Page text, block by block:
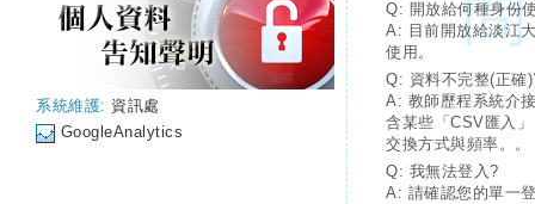
系統維護: 資訊處
GoogleAnalytics
Q: 開放給何種身份
A: 目前開放給淡江
使用。
Q: 資料不完整(正確
A: 教師歷程系統介
含某些「CSV匯入
交換方式與頻率。。
Q: 我無法登入?
A: 請確認您的單一